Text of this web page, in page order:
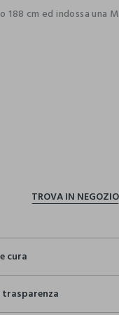
188 cm ed indossa una M
cura
COTONE